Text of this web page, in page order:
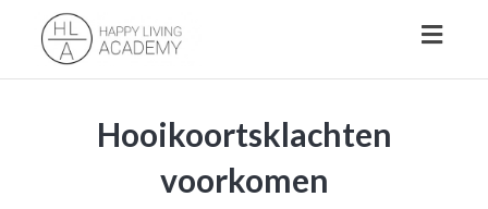
Hooikoortsklachten
voorkomen